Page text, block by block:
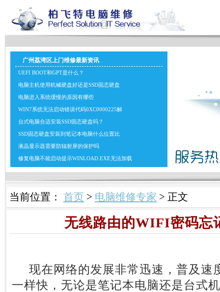
广州荔湾区上门维修最新资讯
UEFI BOOT和GPT是什么？
电脑主机使用机械硬盘好还是SSD固态硬盘
电脑进入系统缓慢的原因有哪些
WIN7系统无法启动错误代码0XC0000225解
台式电脑合适安装SSD固态硬盘吗？
SSD固态硬盘安装到笔记本电脑什么位置比
液晶显示器需要防辐射屏的保护吗
修复电脑不能启动提示WINLOAD.EXE无法加载
当前位置： 首页 > 电脑维修专家 > 正文
无线路由的WIFI密码忘
现在网络的发展非常迅速，普及速
一样快，无论是笔记本电脑还是台式